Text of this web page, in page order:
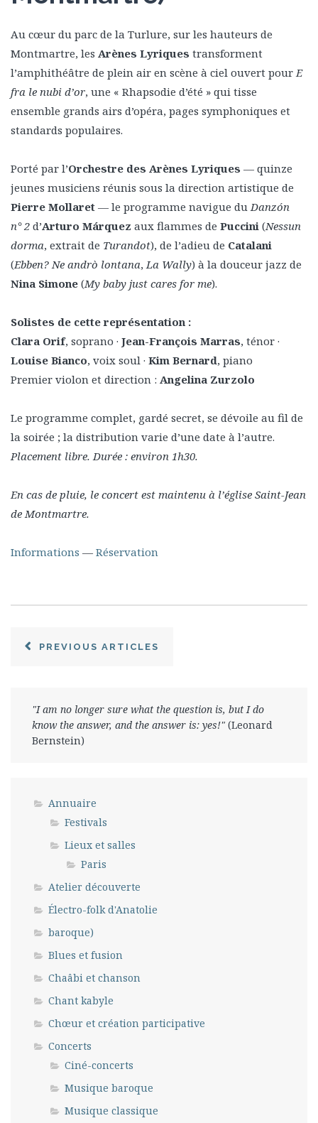
Au cœur du parc de la Turlure, sur les hauteurs de
Montmartre, les Arènes Lyriques transforment
l’amphithéâtre de plein air en scène à ciel ouvert pourE
fra le nubi d’or, une « Rhapsodie d’été » qui tisse
ensemble grands airs d’opéra, pages symphoniques et
standards populaires.
Porté par l’Orchestre des Arènes Lyriques — quinze
jeunes musiciens réunis sous la direction artistique de
Pierre Mollaret — le programme navigue duDanzón
n° 2 d’Arturo Márquez aux flammes de Puccini (Nessun
dorma, extrait de Turandot), de l’adieu de Catalani
(Ebben? Ne andrò lontana,La Wally) à la douceur jazz de
Nina Simone (My baby just cares for me).
Solistes de cette représentation :
Clara Orif, soprano · Jean-François Marras, ténor ·
Louise Bianco, voix soul · Kim Bernard, piano
Premier violon et direction : Angelina Zurzolo
Le programme complet, gardé secret, se dévoile au fil de
la soirée ; la distribution varie d’une date à l’autre.
Placement libre. Durée : environ 1h30.
En cas de pluie, le concert est maintenu à l’église Saint-Jean
de Montmartre.
Informations — Réservation
PREVIOUS ARTICLES
"I am no longer sure what the question is, but I do
know the answer, and the answer is: yes!" (Leonard
Bernstein)
Annuaire
Festivals
Lieux et salles
Paris
Atelier découverte
Électro-folk d'Anatolie
baroque)
Blues et fusion
Chaâbi et chanson
Chant kabyle
Chœur et création participative
Concerts
Ciné-concerts
Musique baroque
Musique classique